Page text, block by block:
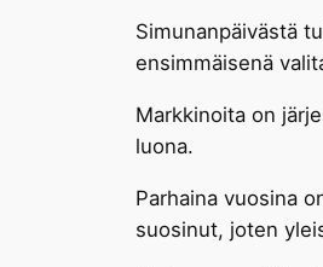
Simunanpäivästä
ensimmäisenä
Markkinoita on
luona.
Parhaina vuosina
suosinut, joten